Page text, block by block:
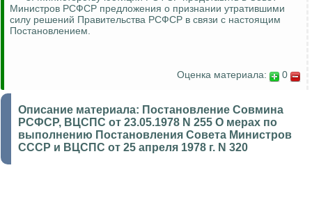
Министров РСФСР предложения о признании утратившими
силу решений Правительства РСФСР в связи с настоящим
Постановлением.
Оценка материала: 0
Описание материала: Постановление Совмина
РСФСР, ВЦСПС от 23.05.1978 N 255 О мерах по
выполнению Постановления Совета Министров
СССР и ВЦСПС от 25 апреля 1978 г. N 320